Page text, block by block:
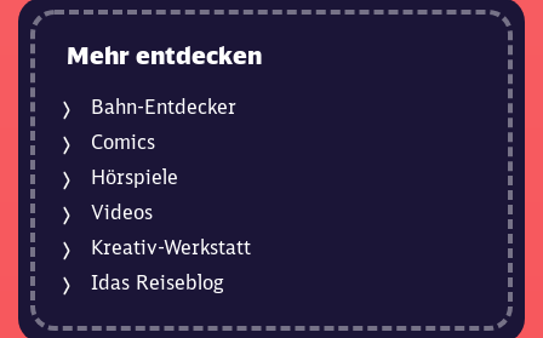
Mehr entdecken
Bahn-Entdecker
Comics
Hörspiele
Videos
Kreativ-Werkstatt
Idas Reiseblog